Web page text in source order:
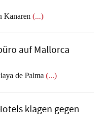
Kanaren (...)
auf Mallorca
de Palma (...)
klagen gegen